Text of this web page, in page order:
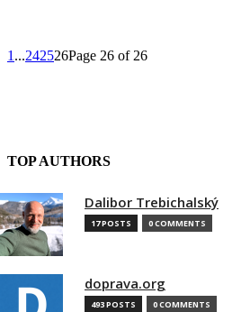
1 ...242526Page 26 of 26
TOP AUTHORS
Dalibor Trebichalský
17 POSTS 0 COMMENTS
doprava.org
493 POSTS 0 COMMENTS